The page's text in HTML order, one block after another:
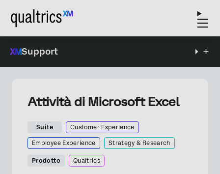
Support
Attività di Microsoft Excel
Suite Customer Experience
Employee Experience Strategy & Research
Prodotto Qualtrics